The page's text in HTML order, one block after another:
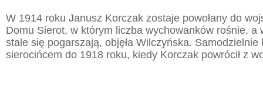
W 1914 roku Janusz Korczak zostaje powołany do
Domu Sierot, w którym liczba wychowanków rośnie, a
stale się pogarszają, objęła Wilczyńska. Samodzielnie
sierocińcem do 1918 roku, kiedy Korczak powrócił z